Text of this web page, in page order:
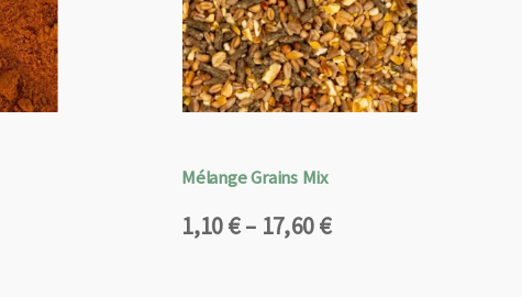
Mélange Grains Mix
1,10€– 17,60€
Plage